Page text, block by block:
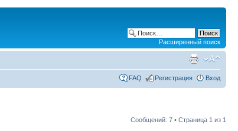
Расширенный поиск
FAQ Регистрация Вход
Сообщений: 7 • Страница 1 из 1